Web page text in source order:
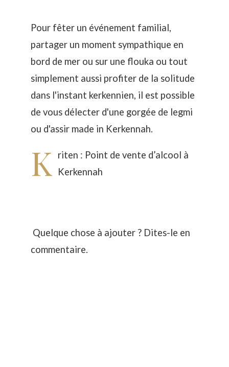
Pour fêter un événement familial,
partager un moment sympathique en
bord de mer ou sur une flouka ou tout
simplement aussi profiter de la solitude
dans l'instant kerkennien, il est possible
de vous délecter d'une gorgée de legmi
ou d'assir made in Kerkennah.
K riten : Point de vente d’alcool à
Kerkennah
Quelque chose à ajouter ? Dites-le en
commentaire.